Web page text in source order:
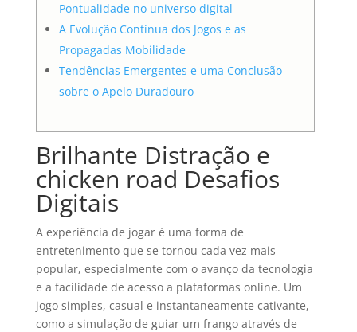
Pontualidade no universo digital
A Evolução Contínua dos Jogos e as
Propagadas Mobilidade
Tendências Emergentes e uma Conclusão
sobre o Apelo Duradouro
Brilhante Distração e
chicken road Desafios
Digitais
A experiência de jogar é uma forma de
entretenimento que se tornou cada vez mais
popular, especialmente com o avanço da tecnologia
e a facilidade de acesso a plataformas online. Um
jogo simples, casual e instantaneamente cativante,
como a simulação de guiar um frango através de